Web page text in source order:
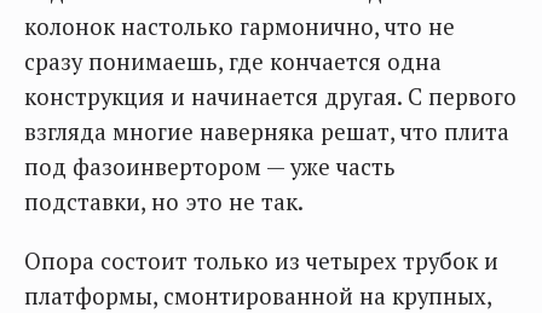
колонок настолько гармонично, что не
сразу понимаешь, где кончается одна
конструкция и начинается другая. С первого
взгляда многие наверняка решат, что плита
под фазоинвертором — уже часть
подставки, но это не так.
Опора состоит только из четырех трубок и
платформы, смонтированной на крупных,